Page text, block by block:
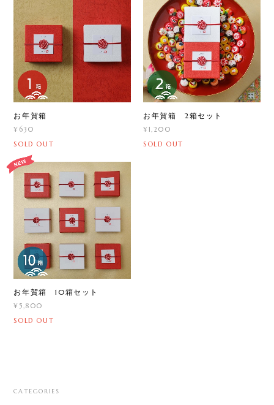
お年賀箱
¥630
SOLD OUT
お年賀箱 2箱セット
¥1,200
SOLD OUT
お年賀箱 10箱セット
¥5,800
SOLD OUT
CATEGORIES